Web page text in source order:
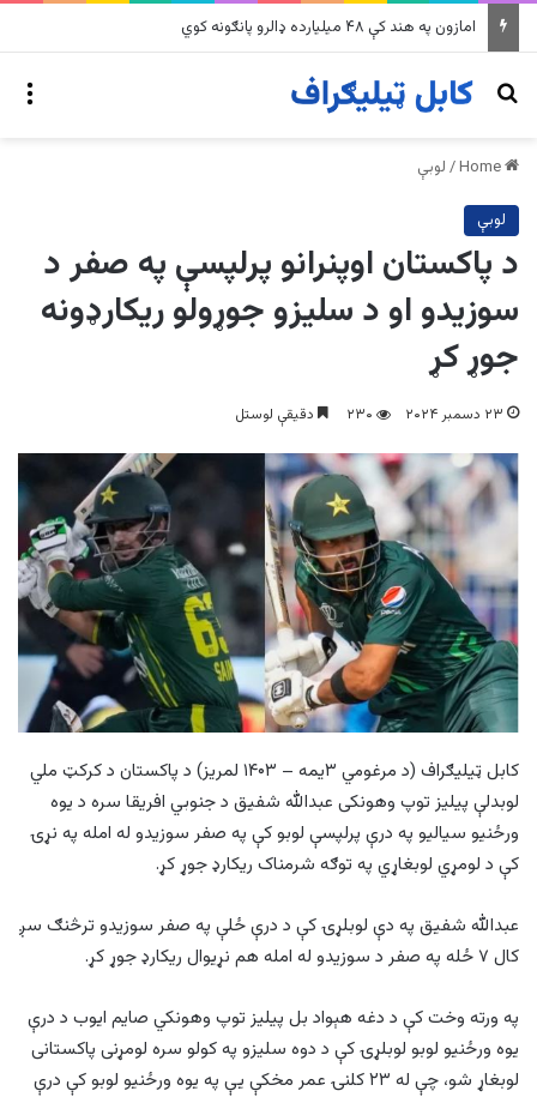
په وینزویلا کې زورورو زلزلو پراخ زیانونه اړولي
Search for
/ لوبې
لوبې
د پاکستان اوپنرانو پرلپسې په صفر د
سوزیدو او د سلیزو جوړولو ریکارډونه
جوړ کړ
۲۳ دسمبر ۲۰۲۴ ۲۳۰ دقیقې لوستل
کابل ټيليګراف (د مرغومي ۳يمه – ۱۴۰۳ لمريز) د پاکستان د کرکټ ملي
لوبدلې پیلیز توپ وهونکی عبدالله شفیق د جنوبي افریقا سره د یوه
ورځنیو سیالیو په درې پرلپسې لوبو کې په صفر سوزیدو له امله په نړۍ
کې د لومړي لوبغاړي په توګه شرمناک ریکارډ جوړ کړ.
عبدالله شفیق په دې لوبلړۍ کې د درې ځلې په صفر سوزیدو ترڅنګ سږ
کال ۷ ځله په صفر د سوزیدو له امله هم نړیوال ریکارډ جوړ کړ.
په ورته وخت کې د دغه هېواد بل پیلیز توپ وهونکي صایم ایوب د درې
یوه ورځنیو لوبو لوبلړۍ کې د دوه سلیزو په کولو سره لومړنی پاکستانی
لوبغاړ شو، چې له ۲۳ کلنۍ عمر مخکې یې په یوه ورځنیو لوبو کې درې